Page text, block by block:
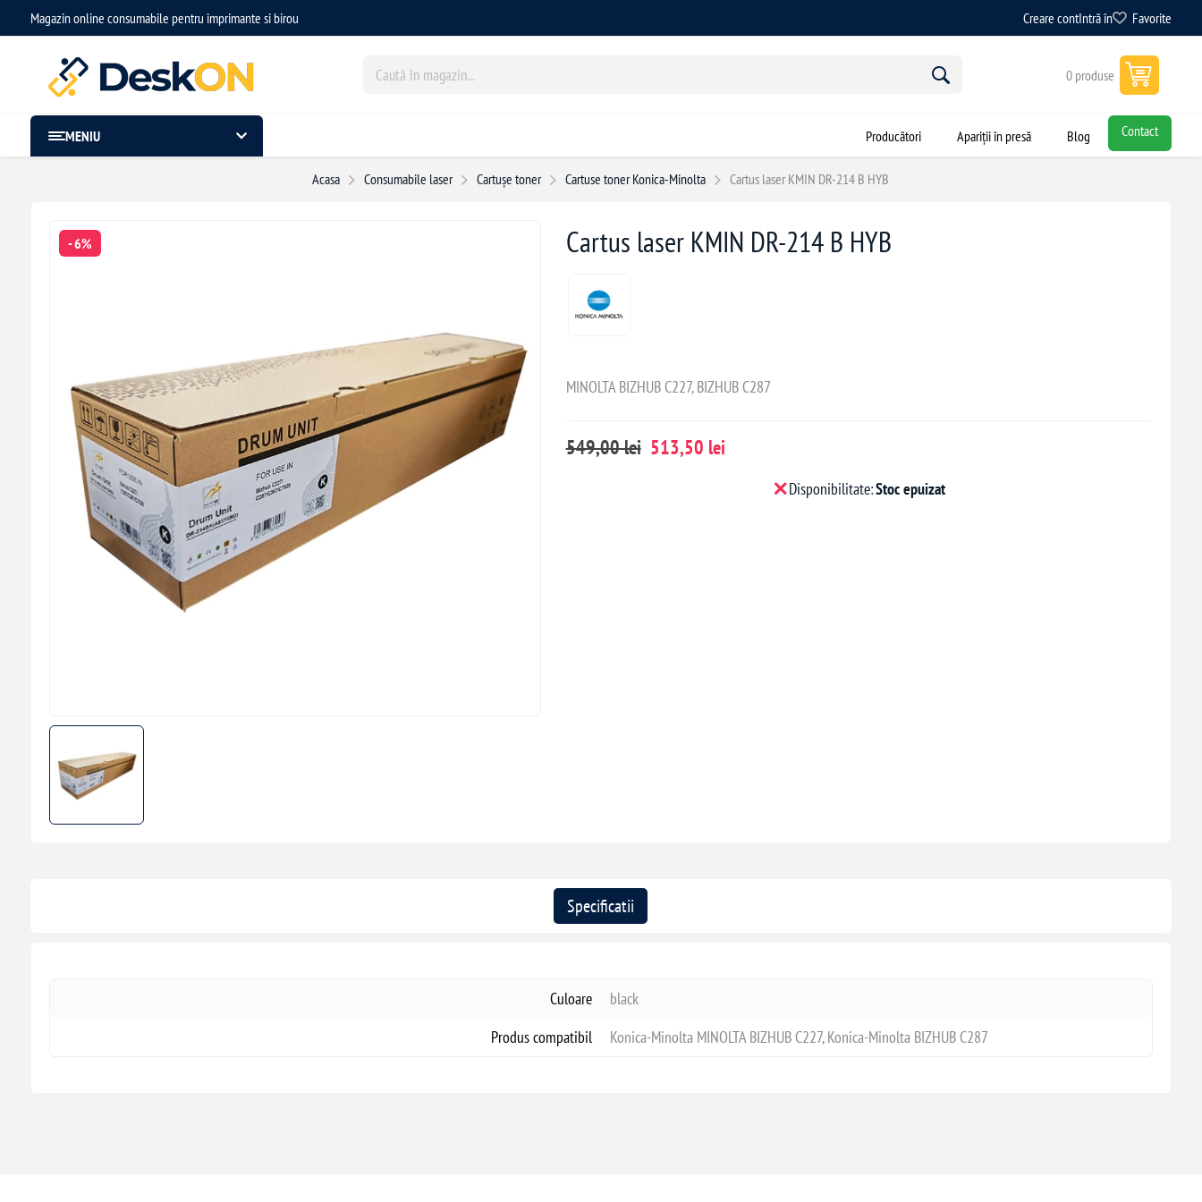
Magazin online consumabile pentru imprimante si birou Creare contIntră în Favorite
0 produse
MENIU Producători Apariții în presă Blog Contact
Acasa Consumabile laser Cartușe toner Cartuse toner Konica-Minolta Cartus laser KMIN DR-214 B HYB
- 6% Cartus laser KMIN DR-214 B HYB
MINOLTA BIZHUB C227, BIZHUB C287
549,00 lei 513,50 lei
Disponibilitate:Stoc epuizat
Specificatii
Culoare
black
Produs compatibil
Konica-Minolta MINOLTA BIZHUB C227, Konica-Minolta BIZHUB C287